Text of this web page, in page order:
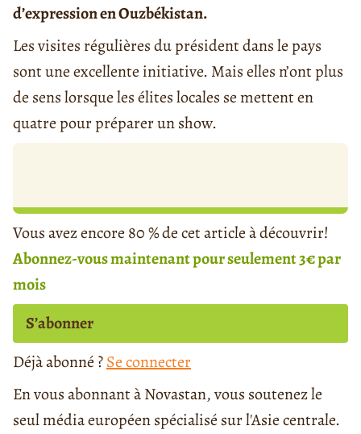
d’expression en Ouzbékistan.
Les visites régulières du président dans le pays
sont une excellente initiative. Mais elles n’ont plus
de sens lorsque les élites locales se mettent en
quatre pour préparer un show.
Vous avez encore 80 % de cet article à découvrir!
Abonnez-vous maintenant pour seulement 3€ par
mois
S’abonner
Déjà abonné ?Se connecter
En vous abonnant à Novastan, vous soutenez le
seul média européen spécialisé sur l'Asie centrale.